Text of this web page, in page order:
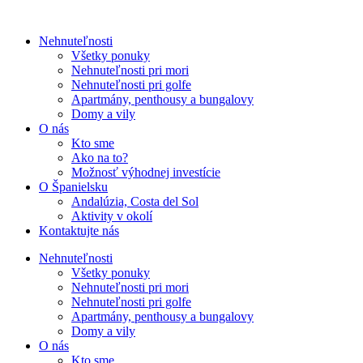
Nehnuteľnosti
Všetky ponuky
Nehnuteľnosti pri mori
Nehnuteľnosti pri golfe
Apartmány, penthousy a bungalovy
Domy a vily
O nás
Kto sme
Ako na to?
Možnosť výhodnej investície
O Španielsku
Andalúzia, Costa del Sol
Aktivity v okolí
Kontaktujte nás
Nehnuteľnosti
Všetky ponuky
Nehnuteľnosti pri mori
Nehnuteľnosti pri golfe
Apartmány, penthousy a bungalovy
Domy a vily
O nás
Kto sme